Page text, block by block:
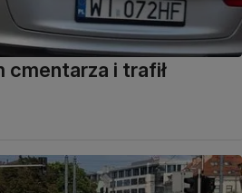
cmentarza i trafił